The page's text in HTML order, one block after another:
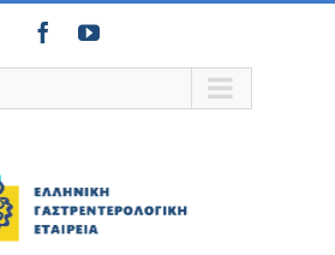
FacebookYouTube